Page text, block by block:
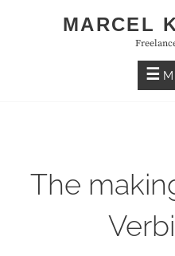
MARCEL
The